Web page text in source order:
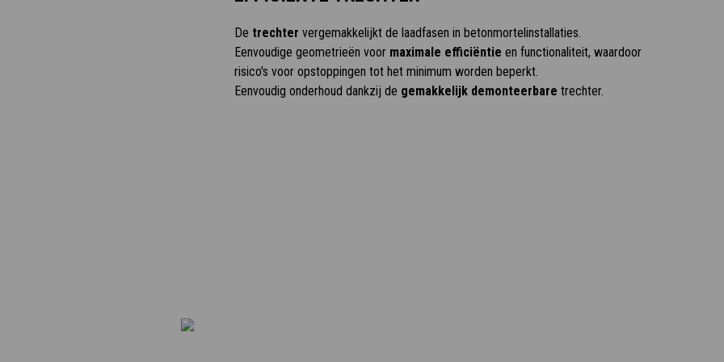
De trechter vergemakkelijkt de laadfasen in betonmortelinstallaties.
Eenvoudige geometrieën voor maximale efficiëntie en functionaliteit, waardoor
risico's voor opstoppingen tot het minimum worden beperkt.
Eenvoudig onderhoud dankzij de gemakkelijk demonteerbare trechter.